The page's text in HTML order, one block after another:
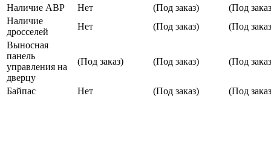
Наличие АВР
Нет (Под заказ)
(Под
Наличие
дросселей
Нет (Под заказ)
(Под
Выносная
панель
управления на
дверцу
(Под заказ) (Под заказ) (Под
Байпас Нет (Под заказ) (Под